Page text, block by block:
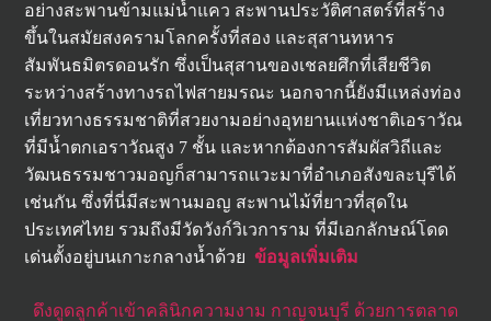
อย่างสะพานข้ามแม่น้ำแคว สะพานประวัติศาสตร์ที่สร้าง
ขึ้นในสมัยสงครามโลกครั้งที่สอง และสุสานทหาร
สัมพันธมิตรดอนรัก ซึ่งเป็นสุสานของเชลยศึกที่เสียชีวิต
ระหว่างสร้างทางรถไฟสายมรณะ นอกจากนี้ยังมีแหล่งท่อง
เที่ยวทางธรรมชาติที่สวยงามอย่างอุทยานแห่งชาติเอราวัณ
ที่มีน้ำตกเอราวัณสูง 7 ชั้น และหากต้องการสัมผัสวิถีและ
วัฒนธรรมชาวมอญก็สามารถแวะมาที่อำเภอสังขละบุรีได้
เช่นกัน ซึ่งที่นี่มีสะพานมอญ สะพานไม้ที่ยาวที่สุดใน
ประเทศไทย รวมถึงมีวัดวังก์วิเวการาม ที่มีเอกลักษณ์โดด
เด่นตั้งอยู่บนเกาะกลางน้ำด้วย ข้อมูลเพิ่มเติม
ดึงดูดลูกค้าเข้าคลินิกความงาม กาญจนบุรี ด้วยการตลาด